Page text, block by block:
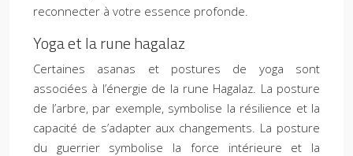
reconnecter à votre essence profonde.
Yoga et la rune hagalaz
Certaines asanas et postures de yoga sont
associées à l’énergie de la rune Hagalaz. La posture
de l’arbre, par exemple, symbolise la résilience et la
capacité de s’adapter aux changements. La posture
du guerrier symbolise la force intérieure et la